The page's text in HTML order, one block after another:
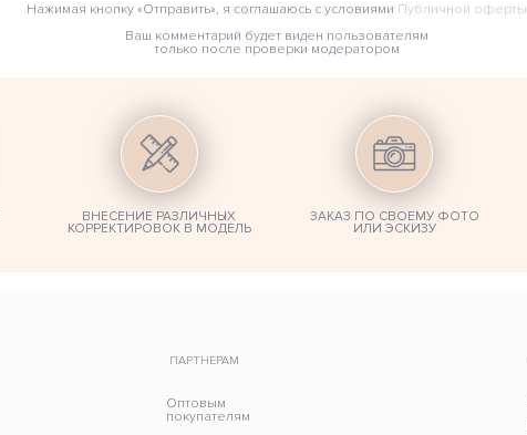
Нажимая кнопку «Отправить», я соглашаюсь с условиями Публичной оферты
Ваш комментарий будет виден пользователям
только после проверки модератором
ВНЕСЕНИЕ РАЗЛИЧНЫХ
КОРРЕКТИРОВОК В МОДЕЛЬ
ЗАКАЗ ПО СВОЕМУ ФОТО
ИЛИ ЭСКИЗУ
ПАРТНЕРАМ
Оптовым
покупателям